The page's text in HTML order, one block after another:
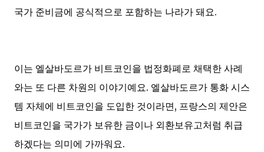
국가 준비금에 공식적으로 포함하는 나라가 돼요.
이는 엘살바도르가 비트코인을 법정화폐로 채택한 사례
와는 또 다른 차원의 이야기예요. 엘살바도르가 통화 시스
템 자체에 비트코인을 도입한 것이라면, 프랑스의 제안은
비트코인을 국가가 보유한 금이나 외환보유고처럼 취급
하겠다는 의미에 가까워요.